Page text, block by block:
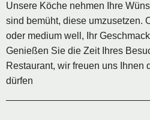
Unsere Köche nehmen Ihre
sind bemüht, diese umzusetzen.
oder medium well, Ihr
Genießen Sie die Zeit Ihres
Restaurant, wir freuen uns Ihnen
dürfen